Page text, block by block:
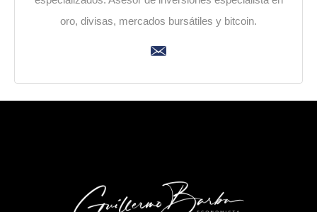
oro, divisas, mercados bursátiles y bitcoin.